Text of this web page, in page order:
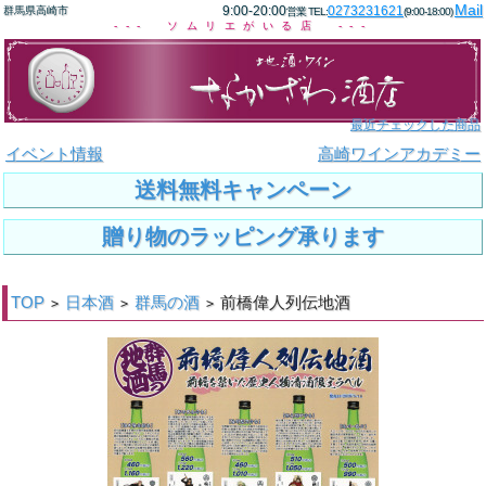
群馬県高崎市 9:00-20:00営業 TEL:0273231621(9:00-18:00)Mail
--- ソムリエがいる店 ---
最近チェックした商品
イベント情報 高崎ワインアカデミー
送料無料キャンペーン
贈り物のラッピング承ります
TOP > 日本酒 > 群馬の酒 > 前橋偉人列伝地酒